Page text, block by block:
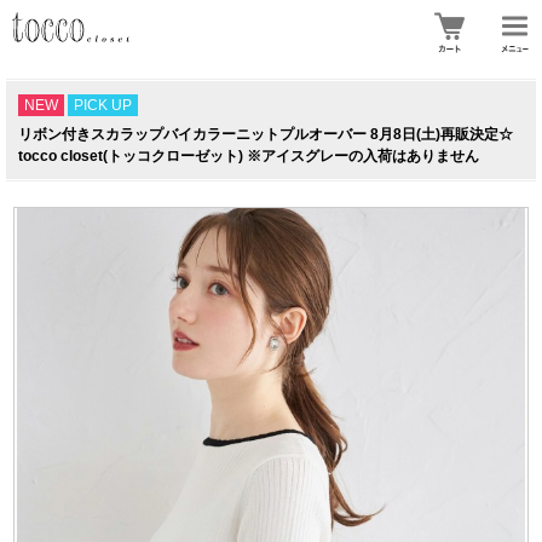
NEW
PICK UP
リボン付きスカラップバイカラーニットプルオーバー 8月8日(土)再販決定☆
tocco closet(トッコクローゼット) ※アイスグレーの入荷はありません